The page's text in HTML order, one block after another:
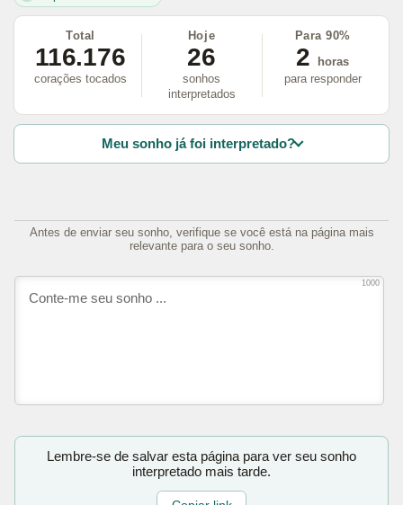
Total
116.176
corações tocados
Hoje
26
sonhos
interpretados
Para 90%
2
horas
para responder
Meu sonho já foi interpretado?
Antes de enviar seu sonho, verifique se você está na página mais
relevante para o seu sonho.
1000
Lembre-se de salvar esta página para ver seu sonho
interpretado mais tarde.